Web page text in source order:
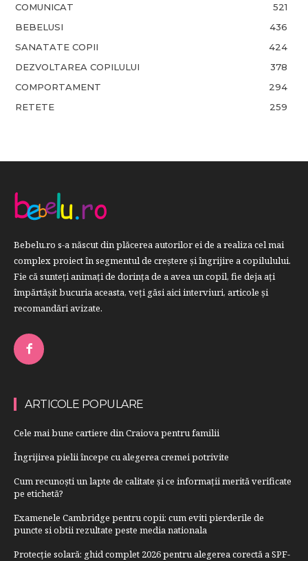
COMUNICAT
521
BEBELUSI
436
SANATATE COPII
424
DEZVOLTAREA COPILULUI
378
COMPORTAMENT
294
RETETE
259
Bebelu.ro s-a născut din plăcerea autorilor ei de a realiza cel mai
complex proiect în segmentul de creştere şi îngrijire a copilulului.
Fie că sunteţi animaţi de dorinţa de a avea un copil, fie deja aţi
împărtăşit bucuria aceasta, veți găsi aici interviuri, articole şi
recomandări avizate.
ARTICOLE POPULARE
Cele mai bune cartiere din Craiova pentru familii
Îngrijirea pielii începe cu alegerea cremei potrivite
Cum recunoști un lapte de calitate și ce informații merită verificate
pe etichetă?
Examenele Cambridge pentru copii: cum eviti pierderile de
puncte si obtii rezultate peste media nationala
Protecție solară: ghid complet 2026 pentru alegerea corectă a SPF-